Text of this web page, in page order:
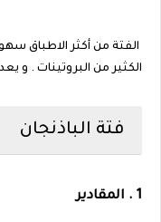
الفتة من أكثر الاطباق
الكثير من البروتينات . و
فتة الباذنجان
1 . المقادير